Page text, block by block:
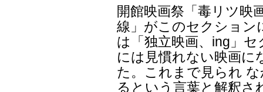
開館映画祭「毒リツ映
線」がこのセクション
は「独立映画、ing」
には見慣れない映画に
た。これまで見られ
るという言葉と解釈さ